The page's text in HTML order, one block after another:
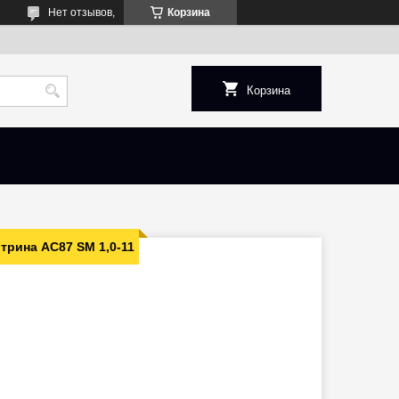
Корзина
Нет отзывов,
Корзина
AC87 SM 1,0-11